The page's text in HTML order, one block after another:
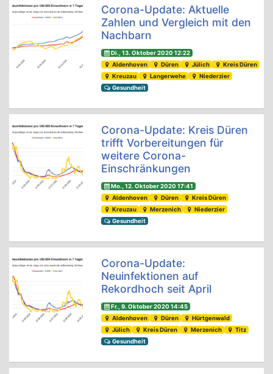
Corona-Update: Aktuelle
Zahlen und Vergleich mit den
Nachbarn
Di., 13. Oktober 2020 12:22
Aldenhoven
Düren Jülich
Kreis Düren
Kreuzau
Langerwehe
Niederzier
Gesundheit
Corona-Update: Kreis Düren
trifft Vorbereitungen für
weitere Corona-
Einschränkungen
Mo., 12. Oktober 2020 17:41
Aldenhoven
Düren
Kreis Düren
Kreuzau
Merzenich
Niederzier
Gesundheit
Corona-Update:
Neuinfektionen auf
Rekordhoch seit April
Fr., 9. Oktober 2020 14:45
Aldenhoven
Düren
Hürtgenwald
Jülich
Kreis Düren Merzenich
Titz
Gesundheit